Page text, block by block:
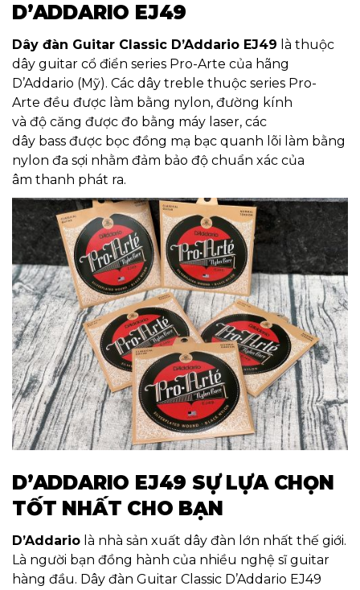
D’ADDARIO EJ49
Dây đàn Guitar Classic D’Addario EJ49 là thuộc
dây guitar cổ điển series Pro-Arte của hãng
D’Addario (Mỹ). Các dây treble thuộc series Pro-
Arte đều được làm bằng nylon, đường kính
và độ căng được đo bằng máy laser, các
dây bass được bọc đồng mạ bạc quanh lõi làm bằng
nylon đa sợi nhằm đảm bảo độ chuẩn xác của
âm thanh phát ra.
D’ADDARIO EJ49 SỰ LỰA CHỌN
TỐT NHẤT CHO BẠN
D’Addario là nhà sản xuất dây đàn lớn nhất thế giới.
Là người bạn đồng hành của nhiều nghệ sĩ guitar
hàng đầu. Dây đàn Guitar Classic D’Addario EJ49